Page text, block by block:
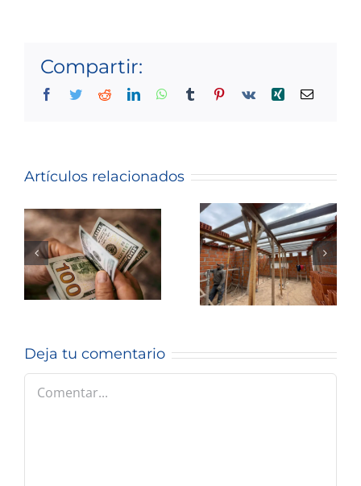
Compartir:
Facebook
TwitterRedditLinkedInWhatsApp
Tumblr Pinterest
Vk Xing Correo
Artículos relacionados
de 100
dólares |
saldrá de
circulación
y se debe
de esta
fecha.-
las
propiedades
en el
mundo
piso y se
anticipa su
Deja tu comentario
Comentar